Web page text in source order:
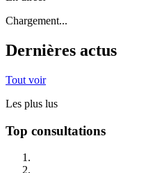
Chargement...
Dernières actus
Tout voir
Les plus lus
Top consultations